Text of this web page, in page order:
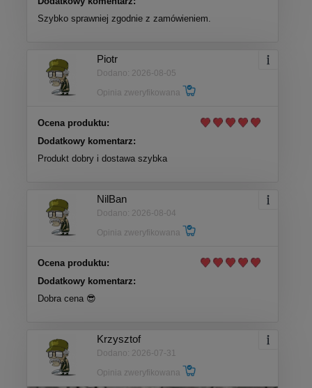
Szybko sprawniej zgodnie z zamówieniem.
Piotr
Dodano: 2026-08-05
Opinia zweryfikowana
Ocena produktu:
Dodatkowy komentarz:
Produkt dobry i dostawa szybka
NilBan
Dodano: 2026-08-04
Opinia zweryfikowana
Ocena produktu:
Dodatkowy komentarz:
Dobra cena 😎
Krzysztof
Dodano: 2026-07-31
Opinia zweryfikowana